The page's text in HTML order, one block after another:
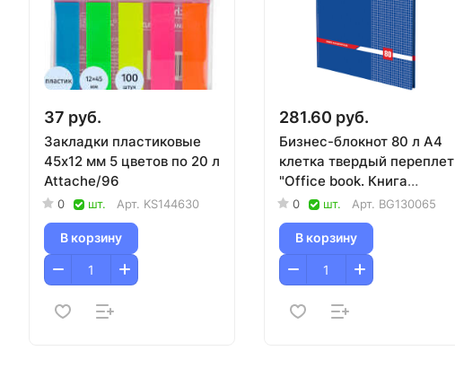
37 руб.
Закладки пластиковые
45х12 мм 5 цветов по 20 л
Attache/96
0 шт. Арт. KS144630
В корзину
281.60 руб.
Бизнес-блокнот 80 л А4
клетка твердый переплет
"Office book. Книга
учета" BRAUBERG/10
0 шт. Арт. BG130065
В корзину